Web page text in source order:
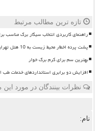
تازه ترین مطالب مرتبط
راهنمای کاربردی انتخاب سیگار برگ مناسب
پشت پرده اخطار محیط زیست به 10 هتل تهران
بهترین سم برای کرم برگ خوار
افزایش دو برابری استانداردهای خدمات طب
نظرات بینندگان در مورد
نام: